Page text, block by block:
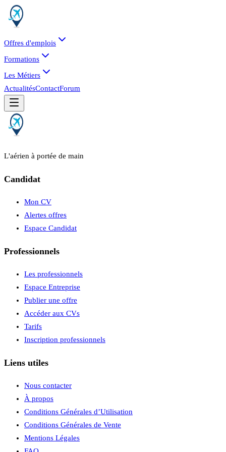
Offres d'emplois
Formations
Les Métiers
ActualitésContactForum
L'aérien à portée de main
Candidat
Mon CV
Alertes offres
Espace Candidat
Professionnels
Les professionnels
Espace Entreprise
Publier une offre
Accéder aux CVs
Tarifs
Inscription professionnels
Liens utiles
Nous contacter
À propos
Conditions Générales d’Utilisation
Conditions Générales de Vente
Mentions Légales